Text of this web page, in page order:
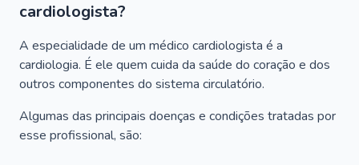
cardiologista?
A especialidade de um médico cardiologista é a
cardiologia. É ele quem cuida da saúde do coração e dos
outros componentes do sistema circulatório.
Algumas das principais doenças e condições tratadas por
esse profissional, são: